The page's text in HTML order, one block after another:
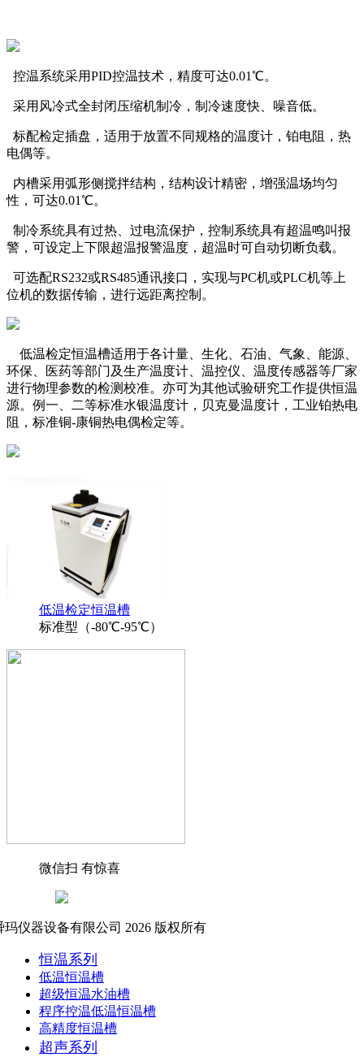
控温系统采用PID控温技术，精度可达0.01℃。
采用风冷式全封闭压缩机制冷，制冷速度快、噪音低。
标配检定插盘，适用于放置不同规格的温度计，铂电阻，热
电偶等。
内槽采用弧形侧搅拌结构，结构设计精密，增强温场均匀
性，可达0.01℃。
制冷系统具有过热、过电流保护，控制系统具有超温鸣叫报
警，可设定上下限超温报警温度，超温时可自动切断负载。
可选配RS232或RS485通讯接口，实现与PC机或PLC机等上
位机的数据传输，进行远距离控制。
低温检定恒温槽适用于各计量、生化、石油、气象、能源、
环保、医药等部门及生产温度计、温控仪、温度传感器等厂家
进行物理参数的检测校准。亦可为其他试验研究工作提供恒温
源。例一、二等标准水银温度计，贝克曼温度计，工业铂热电
阻，标准铜-康铜热电偶检定等。
低温检定恒温槽
标准型（-80℃-95℃）
微信扫 有惊喜
玛仪器设备有限公司 2026 版权所有
恒温系列
低温恒温槽
超级恒温水油槽
程序控温低温恒温槽
高精度恒温槽
超声系列